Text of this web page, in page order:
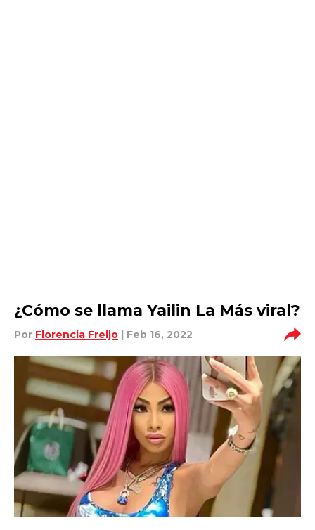
¿Cómo se llama Yailin La Más viral?
Por Florencia Freijo | Feb 16, 2022